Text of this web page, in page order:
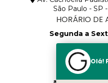
São Paulo - SP
HORÁRIO DE
Segunda a
(11)
(11)
Olá!